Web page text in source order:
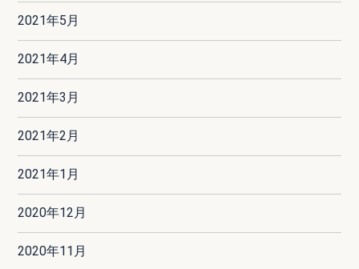
2021年5月
2021年4月
2021年3月
2021年2月
2021年1月
2020年12月
2020年11月